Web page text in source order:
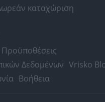
καταχώριση
Προϋποθέσεις
Δεδομένων Vrisko
Βοήθεια